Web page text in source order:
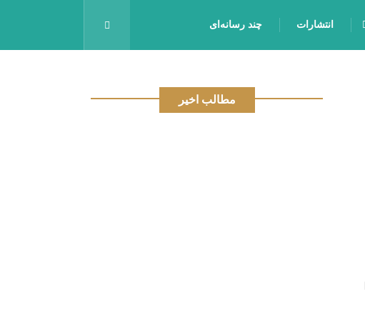
انتشارات چند رسانه‌ای
مطالب اخیر